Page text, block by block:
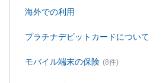
海外での利用
プラチナデビットカードについて
モバイル端末の保険 (8件)